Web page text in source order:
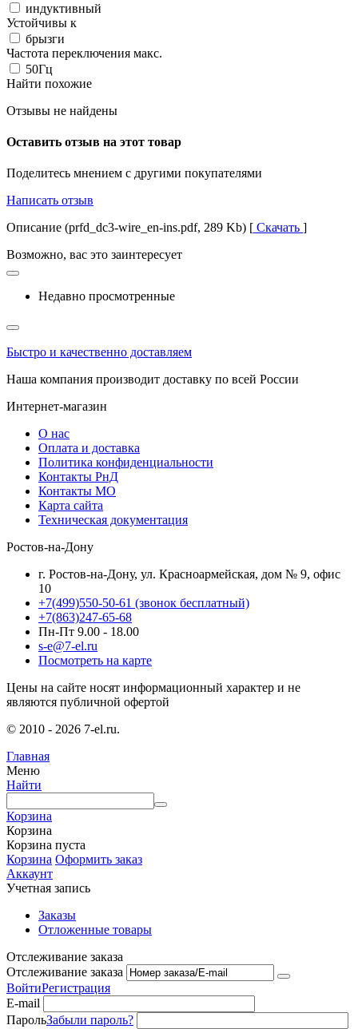
индуктивный
Устойчивы к
брызги
Частота переключения макс.
50Гц
Найти похожие
Отзывы не найдены
Оставить отзыв на этот товар
Поделитесь мнением с другими покупателями
Написать отзыв
Описание (prfd_dc3-wire_en-ins.pdf, 289 Kb) [ Скачать ]
Возможно, вас это заинтересует
Недавно просмотренные
Быстро и качественно доставляем
Наша компания производит доставку по всей России
Интернет-магазин
О нас
Оплата и доставка
Политика конфиденциальности
Контакты РнД
Контакты МО
Карта сайта
Техническая документация
Ростов-на-Дону
г. Ростов-на-Дону, ул. Красноармейская, дом № 9, офис
10
+7(499)550-50-61 (звонок бесплатный)
+7(863)247-65-68
Пн-Пт 9.00 - 18.00
s-e@7-el.ru
Посмотреть на карте
Цены на сайте носят информационный характер и не
являются публичной офертой
© 2010 - 2026 7-el.ru.
Главная
Меню
Найти
Корзина
Корзина
Корзина пуста
Корзина Оформить заказ
Аккаунт
Учетная запись
Заказы
Отложенные товары
Отслеживание заказа
Отслеживание заказа
ВойтиРегистрация
E-mail
ПарольЗабыли пароль?